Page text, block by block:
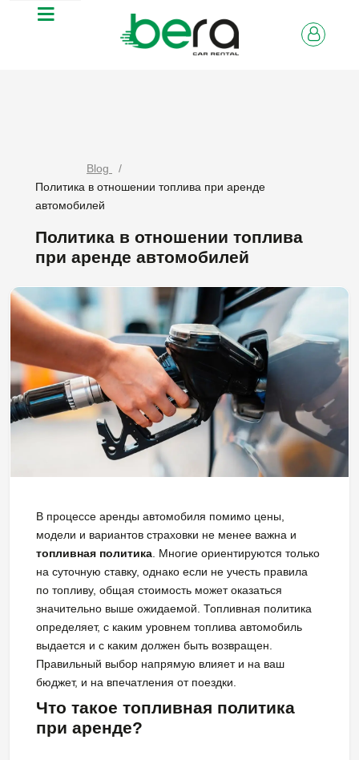
Blog
Политика в отношении топлива при аренде
автомобилей
Политика в отношении топлива
при аренде автомобилей
В процессе аренды автомобиля помимо цены,
модели и вариантов страховки не менее важна и
топливная политика. Многие ориентируются только
на суточную ставку, однако если не учесть правила
по топливу, общая стоимость может оказаться
значительно выше ожидаемой. Топливная политика
определяет, с каким уровнем топлива автомобиль
выдается и с каким должен быть возвращен.
Правильный выбор напрямую влияет и на ваш
бюджет, и на впечатления от поездки.
Что такое топливная политика
при аренде?